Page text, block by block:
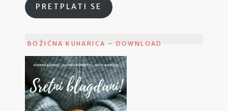
PRETPLATI SE
BOŽIĆNA KUHARICA – DOWNLOAD